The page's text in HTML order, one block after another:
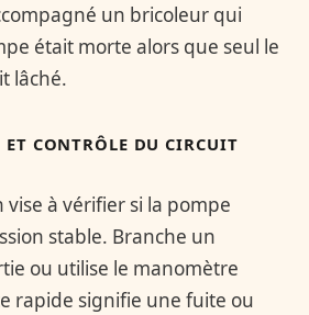
un bricoleur qui
était morte alors que seul le
lâché.
ET CONTRÔLE DU CIRCUIT
vise à vérifier si la pompe
stable. Branche un
ou utilise le manomètre
rapide signifie une fuite ou